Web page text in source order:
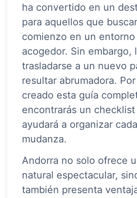
ha convertido en un
para aquellos que
comienzo en un
acogedor. Sin embargo,
trasladarse a un nuevo
resultar abrumadora.
creado esta guía
encontrarás un
ayudará a organizar
mudanza.
Andorra no solo ofrece
natural espectacular,
también presenta